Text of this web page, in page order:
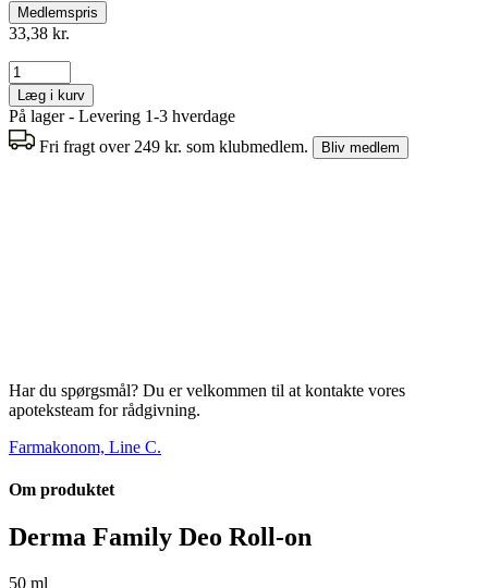
Medlemspris
33,38 kr.
Læg i kurv
På lager - Levering 1-3 hverdage
Fri fragt over 249 kr. som klubmedlem.
Bliv medlem
Har du spørgsmål? Du er velkommen til at kontakte vores
apoteksteam for rådgivning.
Farmakonom, Line C.
Om produktet
Derma Family Deo Roll-on
50 ml